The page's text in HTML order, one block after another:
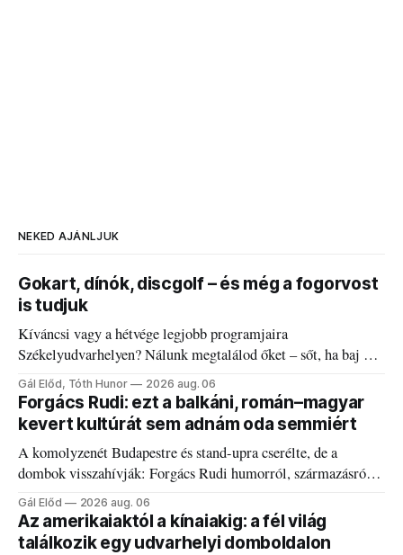
NEKED AJÁNLJUK
Gokart, dínók, discgolf – és még a fogorvost
is tudjuk
Kíváncsi vagy a hétvége legjobb programjaira
Székelyudvarhelyen? Nálunk megtalálod őket – sőt, ha baj van
a fogaddal, a fogorvosi ügyeletet is!
Gál Előd, Tóth Hunor 2026 aug. 06
Forgács Rudi: ezt a balkáni, román–magyar
kevert kultúrát sem adnám oda semmiért
A komolyzenét Budapestre és stand-upra cserélte, de a
dombok visszahívják: Forgács Rudi humorról, származásról
és határokról.
Gál Előd 2026 aug. 06
Az amerikaiaktól a kínaiakig: a fél világ
találkozik egy udvarhelyi domboldalon